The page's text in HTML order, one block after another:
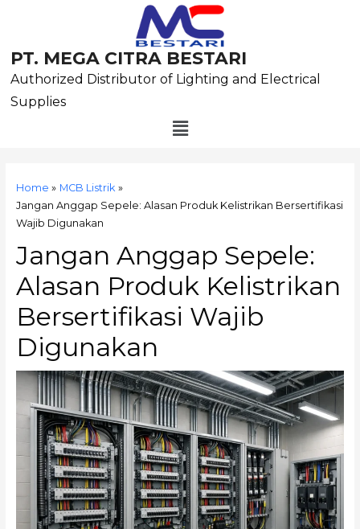
PT. MEGA CITRA BESTARI
Authorized Distributor of Lighting and Electrical
Supplies
Menu
Home
MCB Listrik
Jangan Anggap Sepele: Alasan Produk Kelistrikan Bersertifikasi
Wajib Digunakan
Jangan Anggap Sepele:
Alasan Produk Kelistrikan
Bersertifikasi Wajib
Digunakan